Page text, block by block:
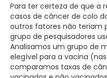
Para ter certeza de que a
casos de câncer de colo
outros fatores não teriam
grupo de pesquisadores
Analisamos um grupo de
elegível para a vacina
comparamos taxas de